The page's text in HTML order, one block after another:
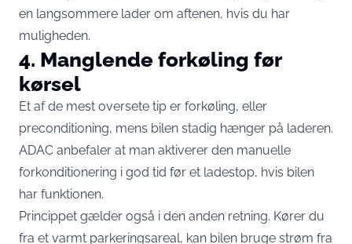
en langsommere lader om aftenen, hvis du har
muligheden.
4. Manglende forkøling før
kørsel
Et af de mest oversete tip er forkøling, eller
preconditioning, mens bilen stadig hænger på laderen.
ADAC anbefaler at man aktiverer den manuelle
forkonditionering i god tid før et ladestop, hvis bilen
har funktionen.
Princippet gælder også i den anden retning. Kører du
fra et varmt parkeringsareal, kan bilen bruge strøm fra